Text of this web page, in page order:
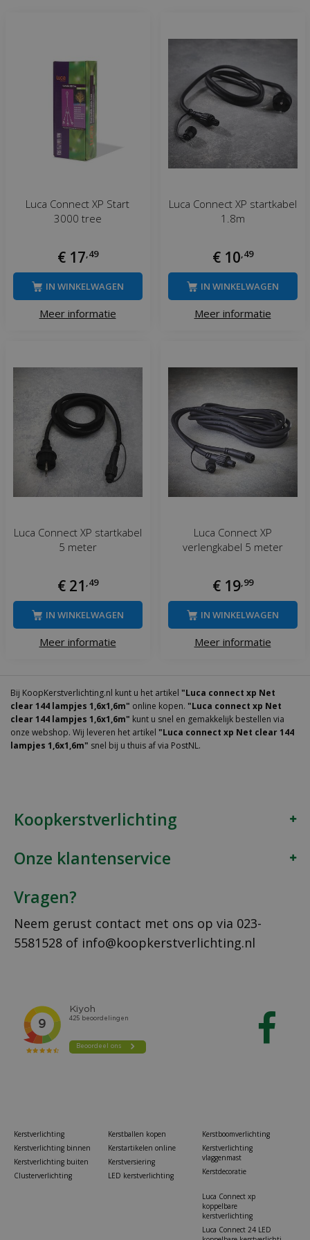
Luca Connect XP Start
3000 tree
€ 17,49
Meer informatie
IN WINKELWAGEN
Luca Connect XP startkabel
1.8m
€ 10,49
Meer informatie
IN WINKELWAGEN
Luca Connect XP startkabel
5 meter
€ 21 ,49
Meer informatie
IN WINKELWAGEN
Luca Connect XP
verlengkabel 5 meter
€ 19,99
Meer informatie
IN WINKELWAGEN
Bij KoopKerstverlichting.nl kunt u het artikel "Luca connect xp Net
clear 144 lampjes 1,6x1,6m" online kopen. "Luca connect xp Net
clear 144 lampjes 1,6x1,6m" kunt u snel en gemakkelijk bestellen via
onze webshop. Wij leveren het artikel "Luca connect xp Net clear 144
lampjes 1,6x1,6m" snel bij u thuis af via PostNL.
Koopkerstverlichting
Onze klantenservice
Vragen?
Neem gerust contact met ons op via 023-
5581528 of info@koopkerstverlichting.nl
Kerstverlichting
Kerstverlichting binnen
Kerstverlichting buiten
Clusterverlichting
Kerstballen kopen
Kerstartikelen online
Kerstversiering
LED kerstverlichting
Kerstboomverlichting
Kerstverlichting
vlaggenmast
Kerstdecoratie
Luca Connect xp
koppelbare
kerstverlichting
Luca Connect 24 LED